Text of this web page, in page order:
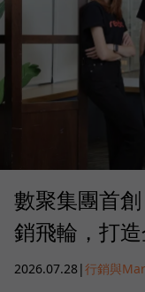
數聚集團首
銷飛輪，打
2026.07.28|行銷與